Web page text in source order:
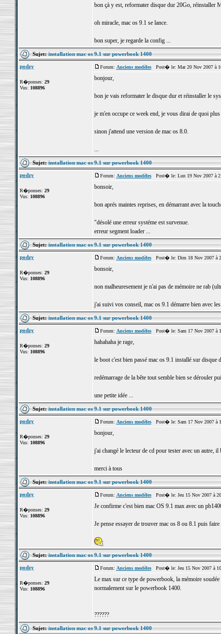
bon çà y est, reformater disque dur 20Go, réinstaller
oh miracle, mac os 9.1 se lance.
bon super, je regarde la config ...
Sujet:installation mac os 9.1 sur powerbook 1400
podzy
R�ponses: 29
Vus: 108896
Forum: Anciens modèlesPost� le: Mar 20 Nov 2007 à
bonjour,
bon je vais reformater le disque dur et réinstaller le
je m'en occupe ce week end, je vous dirai de quoi
sinon j'attend une version de mac os 8.0.
...
Sujet:installation mac os 9.1 sur powerbook 1400
podzy
R�ponses: 29
Vus: 108896
Forum: Anciens modèlesPost� le: Lun 19 Nov 2007 à
bonsoir,
bon aprés maintes reprises, en démarrant avec la
"désolé une erreur systéme est survenue.
erreur segment loader ...
Sujet:installation mac os 9.1 sur powerbook 1400
podzy
R�ponses: 29
Vus: 108896
Forum: Anciens modèlesPost� le: Dim 18 Nov 2007 à
bonsoir,
non malheuresement je n'ai pas de mémoire ne rab
j'ai suivi vos conseil, mac os 9.1 démarre bien avec
Sujet:installation mac os 9.1 sur powerbook 1400
podzy
R�ponses: 29
Vus: 108896
Forum: Anciens modèlesPost� le: Sam 17 Nov 2007 à
hahahaha je rage,
le boot c'est bien passé mac os 9.1 installé sur disque
redémarrage de la bête tout semble bien se dérouler
une petite idée ...
Sujet:installation mac os 9.1 sur powerbook 1400
podzy
R�ponses: 29
Vus: 108896
Forum: Anciens modèlesPost� le: Sam 17 Nov 2007 à
bonjour,
j'ai changé le lecteur de cd pour tester avec un autre,
merci à tous
Sujet:installation mac os 9.1 sur powerbook 1400
podzy
R�ponses: 29
Vus: 108896
Forum: Anciens modèlesPost� le: Jeu 15 Nov 2007 à
Je confirme c'est bien mac OS 9.1 max avec un
Je pense essayer de trouver mac os 8 ou 8.1 puis
Sujet:installation mac os 9.1 sur powerbook 1400
podzy
R�ponses: 29
Vus: 108896
Forum: Anciens modèlesPost� le: Jeu 15 Nov 2007 à
Le max sur ce type de powerbook, la mémoire
normalement sur le powerbook 1400.
??????
Sujet:installation mac os 9.1 sur powerbook 1400